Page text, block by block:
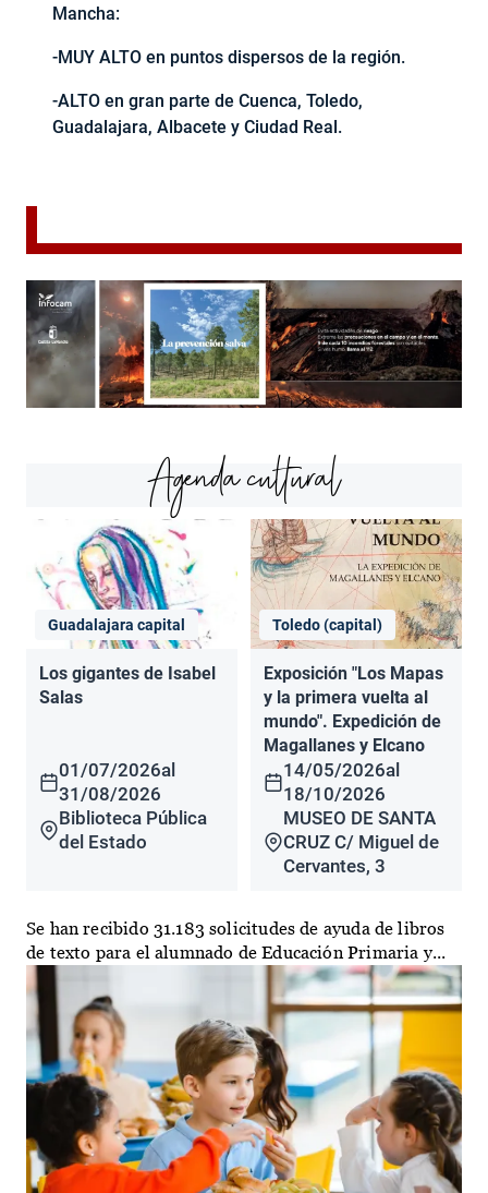
Mancha:
-MUY ALTO en puntos dispersos de la región.
-ALTO en gran parte de Cuenca, Toledo,
Guadalajara, Albacete y Ciudad Real.
Agenda cultural
Guadalajara capital
Los gigantes de Isabel
Salas
01/07/2026al
31/08/2026
Biblioteca Pública
del Estado
Toledo (capital)
Exposición "Los Mapas
y la primera vuelta al
mundo". Expedición de
Magallanes y Elcano
14/05/2026al
18/10/2026
MUSEO DE SANTA
CRUZ C/ Miguel de
Cervantes, 3
Se han recibido 31.183 solicitudes de ayuda de libros
de texto para el alumnado de Educación Primaria y...